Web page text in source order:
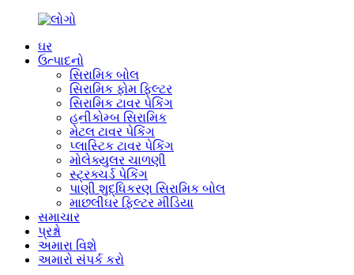
ઘર
ઉત્પાદનો
સિરામિક બોલ
સિરામિક ફોમ ફિલ્ટર
સિરામિક ટાવર પેકિંગ
હનીકોમ્બ સિરામિક
મેટલ ટાવર પેકિંગ
પ્લાસ્ટિક ટાવર પેકિંગ
મોલેક્યુલર ચાળણી
સ્ટ્રક્ચર્ડ પેકિંગ
પાણી શુદ્ધિકરણ સિરામિક બોલ
માછલીઘર ફિલ્ટર મીડિયા
સમાચાર
પ્રશ્નો
અમારા વિશે
અમારો સંપર્ક કરો